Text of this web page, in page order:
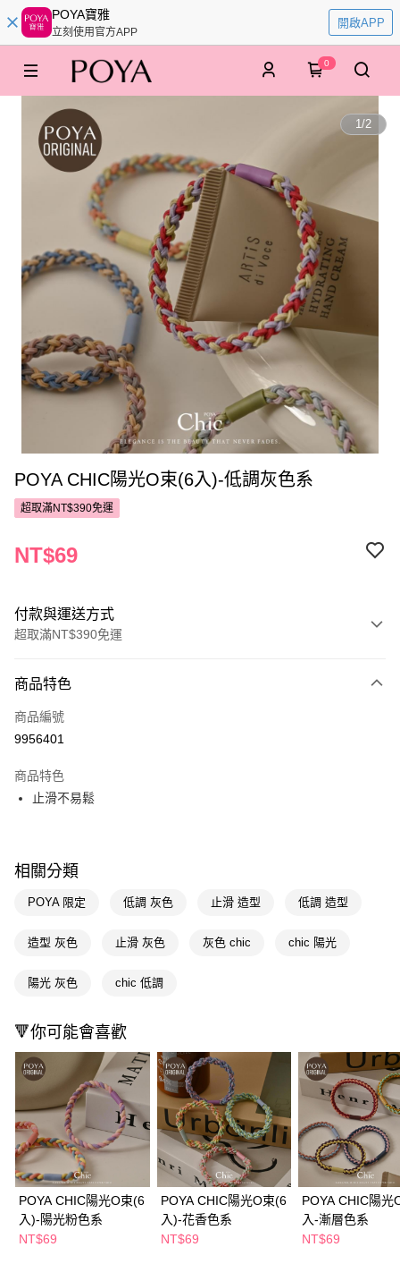
POYA寶雅
立刻使用官方APP
開啟APP
0
1/2
POYA CHIC陽光O束(6入)-低調灰色系
超取滿NT$390免運
NT$69
付款與運送方式
超取滿NT$390免運
POYA支付
信用卡一次付款
LINE Pay
街口支付
相關說明
便利好安心！
１．簡單：不需註冊會員、不需綁卡、不需儲值。
２．便利：只要手機號碼，簡訊認證，即可結帳。
３．安心：先確認商品／服務後，再付款。
【「AFTEE先享後付」結帳流程】
１．於結帳方式選擇「AFTEE先享後付」後，將跳轉至「AFTEE先享後付」
結帳頁面，進行簡訊認證並確認金額後，即可完成結帳。
２．訂單成立數日內，您將收到繳費通知簡訊。
３．收到繳費通知簡訊後14天內，點擊此簡訊中的連結，可透過四大超商／
ATM／網路銀行／等多元方式進行付款，方視為交易完成。
※ 請注意：結帳手續完成當下不需立刻繳費，但若您需要取消訂單，請聯絡
購買商品的店家。未經商家同意取消之訂單仍視為有效，需透過AFTEE先享
後付繳納相關費用。
運送方式
全家取貨付款
每筆NT$65，滿NT$390(含以上)免運費
付款後全家取貨
每筆NT$65，滿NT$390(含以上)免運費
萊爾富取貨付款
每筆NT$65，滿NT$490(含以上)免運費
商品特色
商品編號
9956401
商品特色
止滑不易鬆
相關分類
POYA 限定 低調 灰色 止滑 造型 低調 造型
造型 灰色 止滑 灰色 灰色 chic chic 陽光
陽光 灰色 chic 低調
🔻你可能會喜歡
POYA CHIC陽光O束(6
入)-陽光粉色系
NT$69
POYA CHIC陽光O束(6
入)-花香色系
NT$69
POYA CHIC陽光
入-漸層色系
NT$69